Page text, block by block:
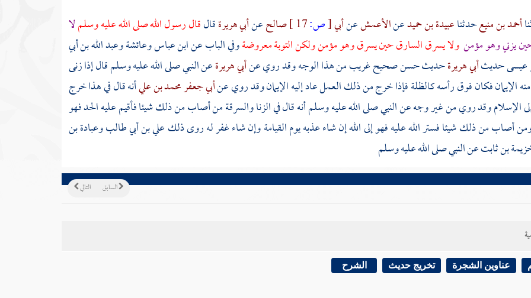
أحمد بن منيعحدثناعبيدة بن حميدعنالأعمشعنأبي[ص: صالحعنأبي هريرةقالقال رسول الله صلى الله عليه وسلملا
حين يزني وهو مؤمنولا يسرق السارق حين يسرق وهو مؤمن ولكن التوبة معروضةوفي الباب عن ابن عباس وعائشة وعبد الله بن أبي
عيسى حديثأبي هريرةحديث حسن صحيح غريب من هذا الوجه وقد روي عنأبي هريرةعن النبي صلى الله عليه وسلم قال إذا زنى
الإيمان فكان فوق رأسه كالظلة فإذا خرج من ذلك العمل عاد إليه الإيمان وقد روي عنأبي جعفر محمد بن عليأنه قال في هذا خرج
الإسلام وقد روي من غير وجه عن النبي صلى الله عليه وسلم أنه قال في الزنا والسرقة من أصاب من ذلك شيئا فأقيم عليه الحد فهو
أصاب من ذلك شيئا فستر الله عليه فهو إلى الله إن شاء عذبه يوم القيامة وإن شاء غفر له روى ذلك علي بن أبي طالب وعبادة بن
بن ثابت عن النبي صلى الله عليه وسلم
التالي السابق
عناوين الشجرة تخريج حديث الشرح